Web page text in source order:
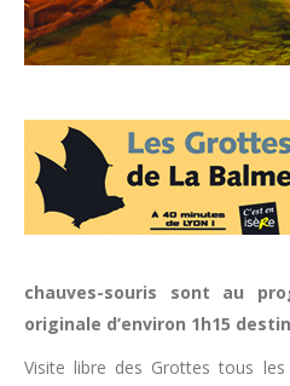
chauves-souris sont au
originale d’environ 1h15
Visite libre des Grottes tous